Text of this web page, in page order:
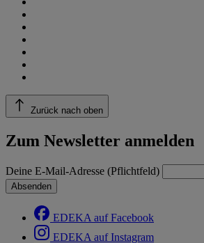
Zurück nach oben
Zum Newsletter anmelden
Deine E-Mail-Adresse (Pflichtfeld)
Absenden
EDEKA auf Facebook
EDEKA auf Instagram